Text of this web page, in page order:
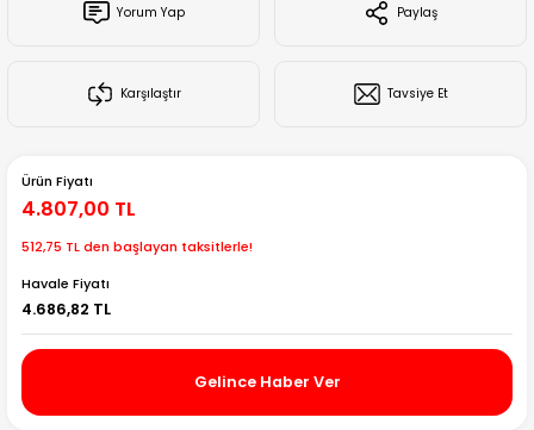
Creality Ender Serisi
Creality CR Serisi
Yorum Yap Paylaş
Karşılaştır Tavsiye Et
Ürün Fiyatı
4.807,00 TL
512,75 TL den başlayan taksitlerle!
Havale Fiyatı
4.686,82 TL
Gelince Haber Ver